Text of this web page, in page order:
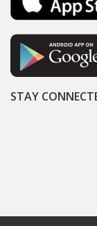
STAY